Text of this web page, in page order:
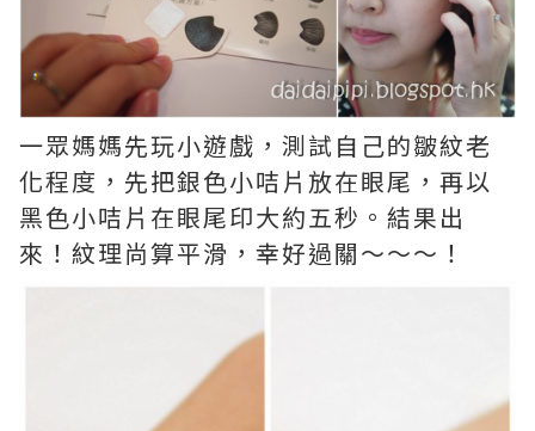
一眾媽媽先玩小遊戲，測試自己的皺紋老
化程度，先把銀色小咭片放在眼尾，再以
黑色小咭片在眼尾印大約五秒。結果出
來！紋理尚算平滑，幸好過關～～～！